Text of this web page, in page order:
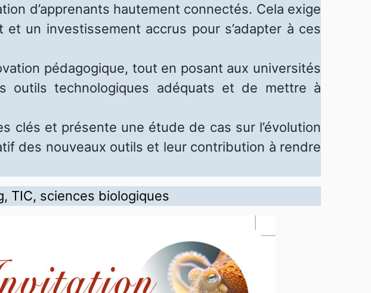
d’apprenants hautement connectés. Cela exige
un investissement accrus pour s’adapter à ces
pédagogique, tout en posant aux universités
outils technologiques adéquats et de mettre à
clés et présente une étude de cas sur l’évolution
des nouveaux outils et leur contribution à rendre
TIC, sciences biologiques